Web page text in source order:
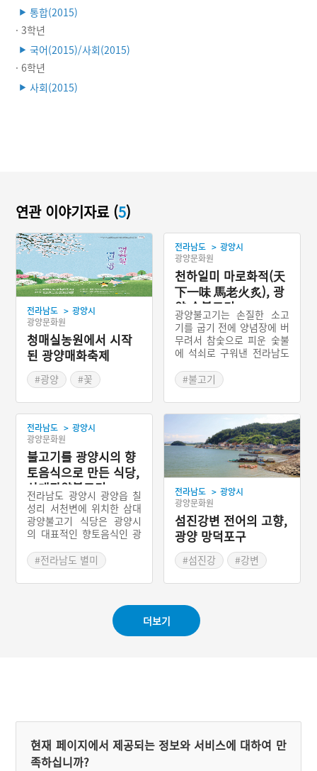
▶ 통합(2015)
· 3학년
▶ 국어(2015)/사회(2015)
· 6학년
▶ 사회(2015)
연관 이야기자료 (5)
전라남도 > 광양시
광양문화원
청매실농원에서 시작
된 광양매화축제
#광양
#꽃
#전라남도 축제
전라남도 > 광양시
광양문화원
천하일미 마로화적(天
下一味 馬老火炙), 광
양 숯불고기
광양불고기는 손질한 소고
기를 굽기 전에 양념장에 버
무려서 참숯으로 피운 숯불
에 석쇠로 구워낸 전라남도
양 숯불고기가 대중적인 음
식으로 일반에 선보이기 시
작한 것은 한국전쟁 이후 1
950년대부터이다. 경제사
정이 넉넉하지 못했던 당시
서민들이 정육점에서 구입
한 가격이 싼 소고기 부위를
맛있게 먹기 위해서 고기 손
질에서 굽는 과정까지 조리
법이 고안되면서 비롯되었
다.
#불고기
#광양 가볼만한곳
#예능프로그램 음식
전라남도 > 광양시
광양문화원
불고기를 광양시의 향
토음식으로 만든 식당,
삼대광양불고기
전라남도 광양시 광양읍 칠
성리 서천변에 위치한 삼대
광양불고기 식당은 광양시
의 대표적인 향토음식인 광
중화한 음식점이다. 광양불
고기는 1930년 광양 오일장
인근에 일흥식당을 연 고
으로 선보이기 시작했다. 창
업주의 아들이자 2대 대표
인 고(故) 이영조 씨는 모친
1970년대 이후 정부의 관광
사업정책에 힘입어 외국인
관광객 등을 통해 점차 전국
으로 소문이 나기 시작했다.
#전라남도 별미
전라남도 > 광양시
광양문화원
섬진강변 전어의 고향,
광양 망덕포구
#섬진강
#강변
더보기
현재 페이지에서 제공되는 정보와 서비스에 대하여 만
족하십니까?